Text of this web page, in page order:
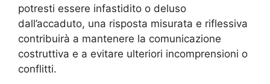
potresti essere infastidito o deluso
dall’accaduto, una risposta misurata e riflessiva
contribuirà a mantenere la comunicazione
costruttiva e a evitare ulteriori incomprensioni o
conflitti.